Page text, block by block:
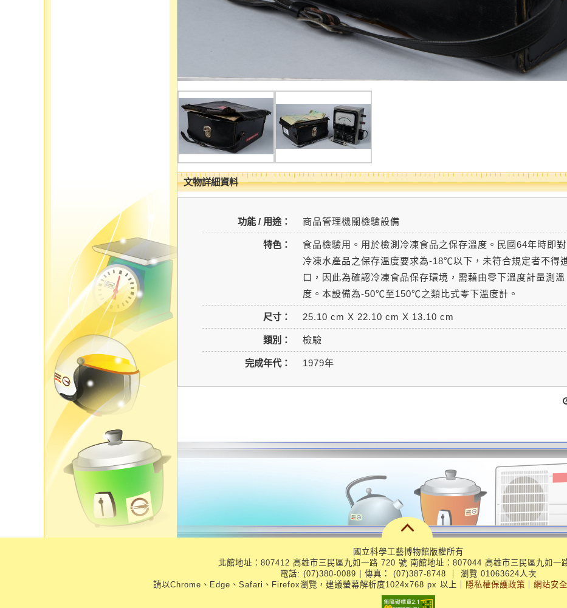
文物詳細資料
功能 / 用途： 商品管理機關檢驗設備
特色：
食品檢驗用。用於檢測冷凍食品之保存溫度。民國64年時即對
冷凍水產品之保存溫度要求為-18℃以下，未符合規定者不得
口，因此為確認冷凍食品保存環境，需藉由零下溫度計量測溫
度。本設備為-50℃至150℃之類比式零下溫度計。
尺寸： 25.10 cm X 22.10 cm X 13.10 cm
類別： 檢驗
完成年代： 1979年
國立科學工藝博物館版權所有
北館地址：807412 高雄市三民區九如一路 720 號 南館地址：807044 高雄市三民區九如一
電話: (07)380-0089 | 傳真： (07)387-8748
瀏覽 01063624人次
請以Chrome、Edge、Safari、Firefox瀏覽，建議螢幕解析度1024x768 px 以上
隱私權保護政策 網站安